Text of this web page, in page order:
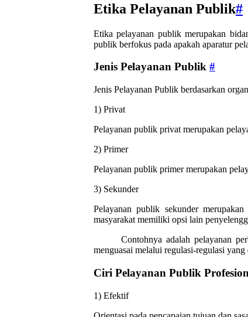
Etika Pelayanan Publik#
Etika pelayanan publik merupakan
publik berfokus pada apakah aparatur
Jenis Pelayanan Publik #
Jenis Pelayanan Publik berdasarkan
1) Privat
Pelayanan publik privat merupakan
2) Primer
Pelayanan publik primer merupakan
3) Sekunder
Pelayanan publik sekunder
masyarakat memiliki opsi lain
Contohnya adalah pelayanan
menguasai melalui regulasi-regulasi
Ciri Pelayanan Publik
1) Efektif